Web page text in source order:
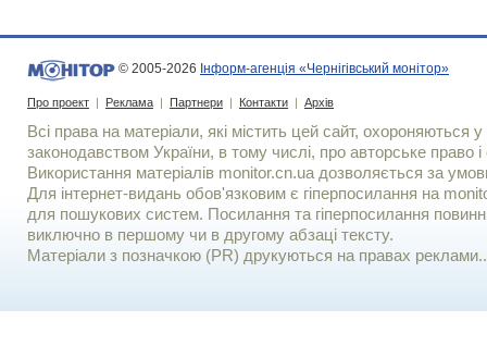
© 2005-2026 Інформ-агенція «Чернігівський монітор»
Про проект | Реклама | Партнери | Контакти | Архів
Всі права на матеріали, які містить цей сайт, охороняються у
законодавством України, в тому числі, про авторське право і
Використання матерiалiв monitor.cn.ua дозволяється за
Для iнтернет-видань обов'язковим є гiперпосилання на
для пошукових систем. Посилання та гіперпосилання
виключно в першому чи в другому абзаці тексту.
Матеріали з позначкою (PR) друкуються на правах реклами..